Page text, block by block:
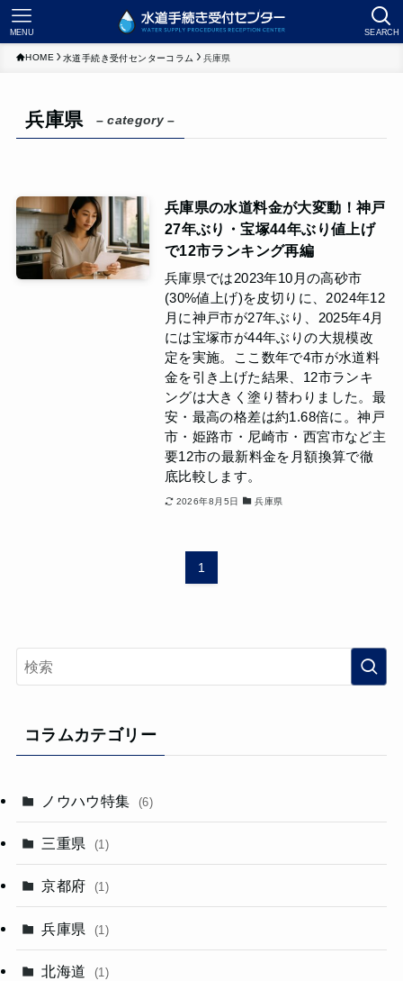
SEARCH
MENU
HOME 水道手続き受付センターコラム 兵庫県
兵庫県 – category –
兵庫県の水道料金が大変動！神戸
27年ぶり・宝塚44年ぶり値上げ
で12市ランキング再編
兵庫県では2023年10月の高砂市
(30%値上げ)を皮切りに、2024年12
月に神戸市が27年ぶり、2025年4月
には宝塚市が44年ぶりの大規模改
定を実施。ここ数年で4市が水道料
金を引き上げた結果、12市ランキ
ングは大きく塗り替わりました。最
安・最高の格差は約1.68倍に。神戸
市・姫路市・尼崎市・西宮市など主
要12市の最新料金を月額換算で徹
底比較します。
2026年8月5日 兵庫県
1
コラムカテゴリー
ノウハウ特集 (6)
三重県 (1)
京都府 (1)
兵庫県 (1)
北海道 (1)